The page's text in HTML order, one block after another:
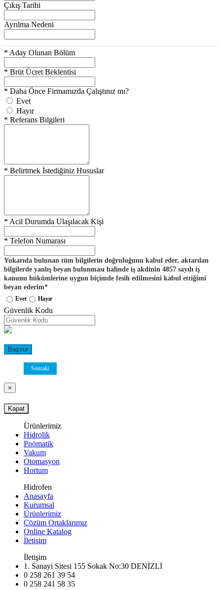
Çıkış Tarihi
Ayrılma Nedeni
* Aday Olunan Bölüm
* Brüt Ücret Beklentisi
* Daha Önce Firmamızda Çalıştınız mı?
Evet
Hayır
* Referans Bilgileri
* Belirtmek İstediğiniz Hususlar
* Acil Durumda Ulaşılacak Kişi
* Telefon Numarası
Yukarıda bulunan tüm bilgilerin doğruluğunu kabul eder, aktarılan
bilgilerde yanlış beyan bulunması halinde iş akdinin 4857 sayılı iş
kanunu hükümlerine uygun biçimde fesih edilmesini kabul ettiğimi
beyan ederim*
Evet Hayır
Güvenlik Kodu
Başvur
Sonraki
×
Kapat
Ürünlerimiz
Hidrolik
Pnömatik
Vakum
Otomasyon
Hortum
Hidrofen
Anasayfa
Kurumsal
Ürünlerimiz
Çözüm Ortaklarımız
Online Katalog
İletişim
İletişim
1. Sanayi Sitesi 155 Sokak No:30 DENİZLİ
0 258 261 39 54
0 258 241 58 35